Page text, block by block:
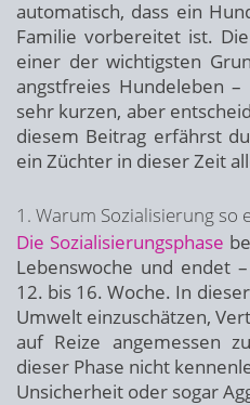
automatisch, dass ein
Familie vorbereitet ist.
einer der wichtigsten
angstfreies Hundeleben
sehr kurzen, aber
diesem Beitrag erfährst
ein Züchter in dieser Zeit
1. Warum Sozialisierung so
Die Sozialisierungsphase
Lebenswoche und endet
12. bis 16. Woche. In
Umwelt einzuschätzen,
auf Reize angemessen
dieser Phase nicht
Unsicherheit oder sogar